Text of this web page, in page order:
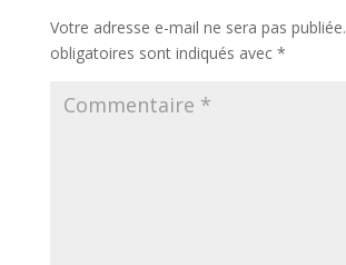
Votre adresse e-mail ne sera pas publiée.
obligatoires sont indiqués avec *